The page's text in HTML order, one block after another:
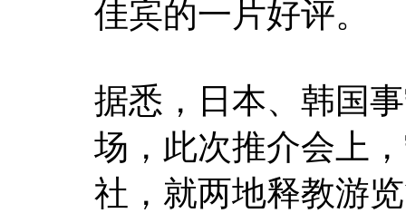
佳宾的一片好评。
据悉，日本、韩国
场，此次推介会上
社，就两地释教游